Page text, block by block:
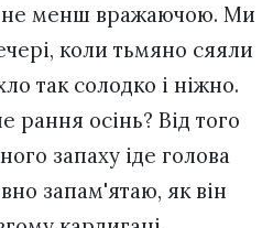
не менш вражаючою. Ми
коли тьмяно сяяли
так солодко і ніжно.
рання осінь? Від того
запаху іде голова
запам'ятаю, як він